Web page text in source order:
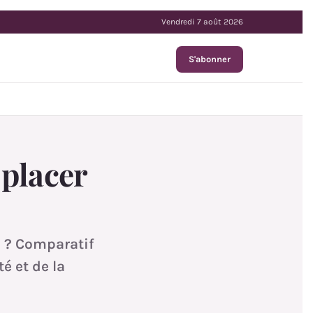
Vendredi 7 août 2026
S'abonner
? Comparatif
et de la